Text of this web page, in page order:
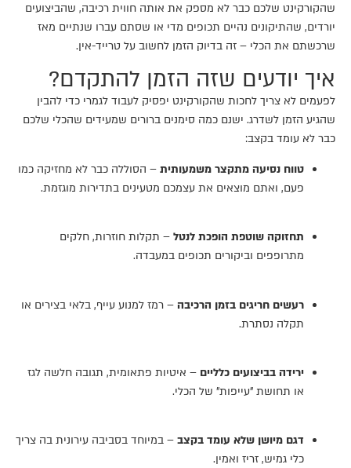
שהקורקינט שלכם כבר לא מספק את אותה חווית רכיבה, שהביצועים
יורדים, שהתיקונים נהיים תכופים מדי או שסתם עברו שנתיים מאז
שרכשתם את הכלי – זה בדיוק הזמן לחשוב על טרייד-אין.
איך יודעים שזה הזמן להתקדם?​
לפעמים לא צריך לחכות שהקורקינט יפסיק לעבוד לגמרי כדי להבין
שהגיע הזמן לשדרג. ישנם כמה סימנים ברורים שמעידים שהכלי שלכם
כבר לא עומד בקצב:
טווח נסיעה מתקצר משמעותית – הסוללה כבר לא מחזיקה כמו
פעם, ואתם מוצאים את עצמכם מטעינים בתדירות מוגזמת.
תחזוקה שוטפת הופכת לנטל – תקלות חוזרות, חלקים
מתרופפים וביקורים תכופים במעבדה.
רעשים חריגים בזמן הרכיבה – רמז למנוע עייף, בלאי בצירים או
תקלה נסתרת.
ירידה בביצועים כלליים – איטיות פתאומית, תגובה חלשה לגז
או תחושת "עייפות" של הכלי.
דגם מיושן שלא עומד בקצב – במיוחד בסביבה עירונית בה צריך
כלי גמיש, זריז ואמין.